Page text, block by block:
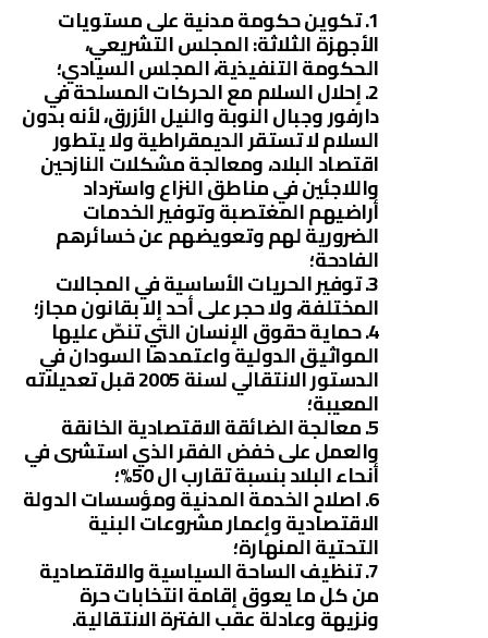
1. تكوين حكومة مدنية على مستويات
الأجهزة الثلاثة: المجلس التشريعي،
الحكومة التنفيذية، المجلس السيادي؛
2. إحلال السلام مع الحركات المسلحة في
دارفور وجبال النوبة والنيل الأزرق، لأنه بدون
السلام لا تستقر الديمقراطية ولا يتطور
اقتصاد البلاد، ومعالجة مشكلات النازحين
واللاجئين في مناطق النزاع واسترداد
أراضيهم المغتصبة وتوفير الخدمات
الضرورية لهم وتعويضهم عن خسائرهم
الفادحة؛
3. توفير الحريات الأساسية في المجالات
المختلفة، ولا حجر على أحد إلا بقانون مجاز؛
4. حماية حقوق الإنسان التي تنصّ عليها
المواثيق الدولية واعتمدها السودان في
الدستور الانتقالي لسنة 2005 قبل تعديلاته
المعيبة؛
5. معالجة الضائقة الاقتصادية الخانقة
والعمل على خفض الفقر الذي استشرى في
أنحاء البلاد بنسبة تقارب ال 50%؛
6. اصلاح الخدمة المدنية ومؤسسات الدولة
الاقتصادية وإعمار مشروعات البنية
التحتية المنهارة؛
7. تنظيف الساحة السياسية والاقتصادية
من كل ما يعوق إقامة انتخابات حرة
ونزيهة وعادلة عقب الفترة الانتقالية.